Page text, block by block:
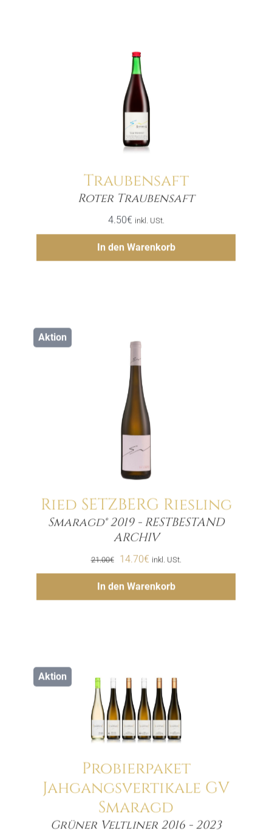
Traubensaft
Roter Traubensaft
4.50€ inkl. USt.
In den Warenkorb
Menge
Hinzufügen
Aktion
Ried SETZBERG Riesling
Smaragd® 2019 - RESTBESTAND
ARCHIV
21.00€
Ursprünglicher
Preis
war:
14.70€Aktueller
Preis
ist:
inkl. USt.
In den Warenkorb
Menge
Hinzufügen
Aktion
Probierpaket
Jahgangsvertikale GV
Smaragd
Grüner Veltliner 2016 - 2023
Menge